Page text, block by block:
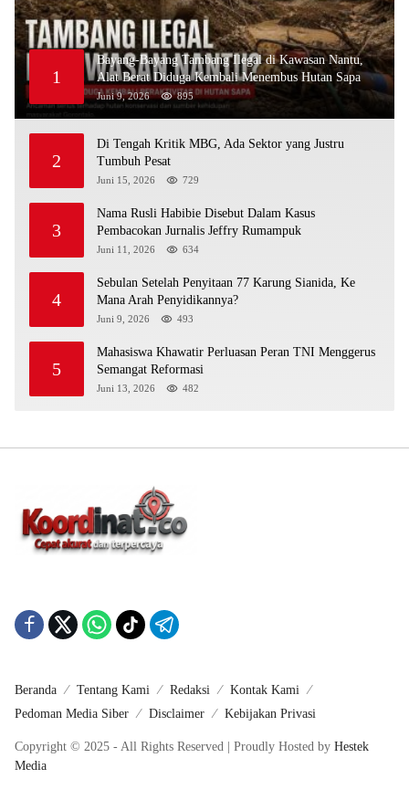
1
Bayang-Bayang Tambang Ilegal di Kawasan Nantu,
Alat Berat Diduga Kembali Menembus Hutan Sapa
Juni 9, 2026 895
2
Di Tengah Kritik MBG, Ada Sektor yang Justru
Tumbuh Pesat
Juni 15, 2026 729
3
Nama Rusli Habibie Disebut Dalam Kasus
Pembacokan Jurnalis Jeffry Rumampuk
Juni 11, 2026 634
4
Sebulan Setelah Penyitaan 77 Karung Sianida, Ke
Mana Arah Penyidikannya?
Juni 9, 2026 493
5
Mahasiswa Khawatir Perluasan Peran TNI Menggerus
Semangat Reformasi
Juni 13, 2026 482
Beranda Tentang Kami Redaksi
Kontak Kami
Pedoman Media Siber
Disclaimer Kebijakan Privasi
Copyright © 2025 - All Rights Reserved | Proudly Hosted by Hestek
Media